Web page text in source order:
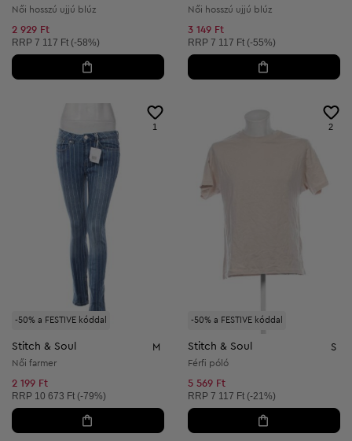
Női hosszú ujjú blúz
2 929 Ft
Ajánlott ár:
RRP 7 117 Ft (-58%)
Női hosszú ujjú blúz
3 149 Ft
Ajánlott ár:
RRP 7 117 Ft (-55%)
-50% a FESTIVE kóddal
1
Stitch & Soul M
Női farmer
2 199 Ft
Ajánlott ár:
RRP 10 673 Ft (-79%)
-50% a FESTIVE kóddal
2
Stitch & Soul S
Férfi póló
5 569 Ft
Ajánlott ár:
RRP 7 117 Ft (-21%)